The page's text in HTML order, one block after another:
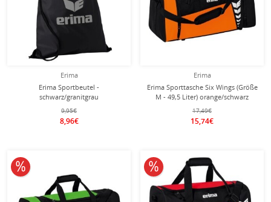
Erima
Erima Sportbeutel -
schwarz/granitgrau
9,95€
8,96€
Erima
Erima Sporttasche Six Wings (Größe
M - 49,5 Liter) orange/schwarz
61x29x28cm
17,49€
15,74€
10% reduziert 10% reduziert